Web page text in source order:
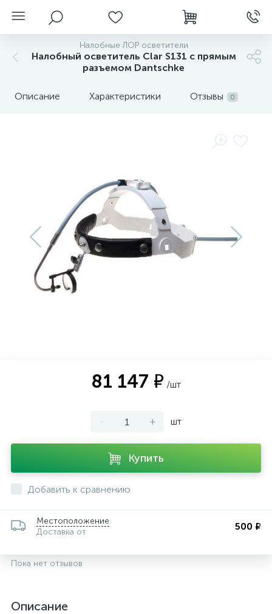
Налобные ЛОР осветители
Налобный осветитель Clar S131 с прямым
разъемом Dantschke
Описание Характеристики Отзывы 0
81 147 ₽ /шт
- + шт
Купить
Добавить к сравнению
Местоположение
Доставка от
500 ₽
Пока нет отзывов
Описание